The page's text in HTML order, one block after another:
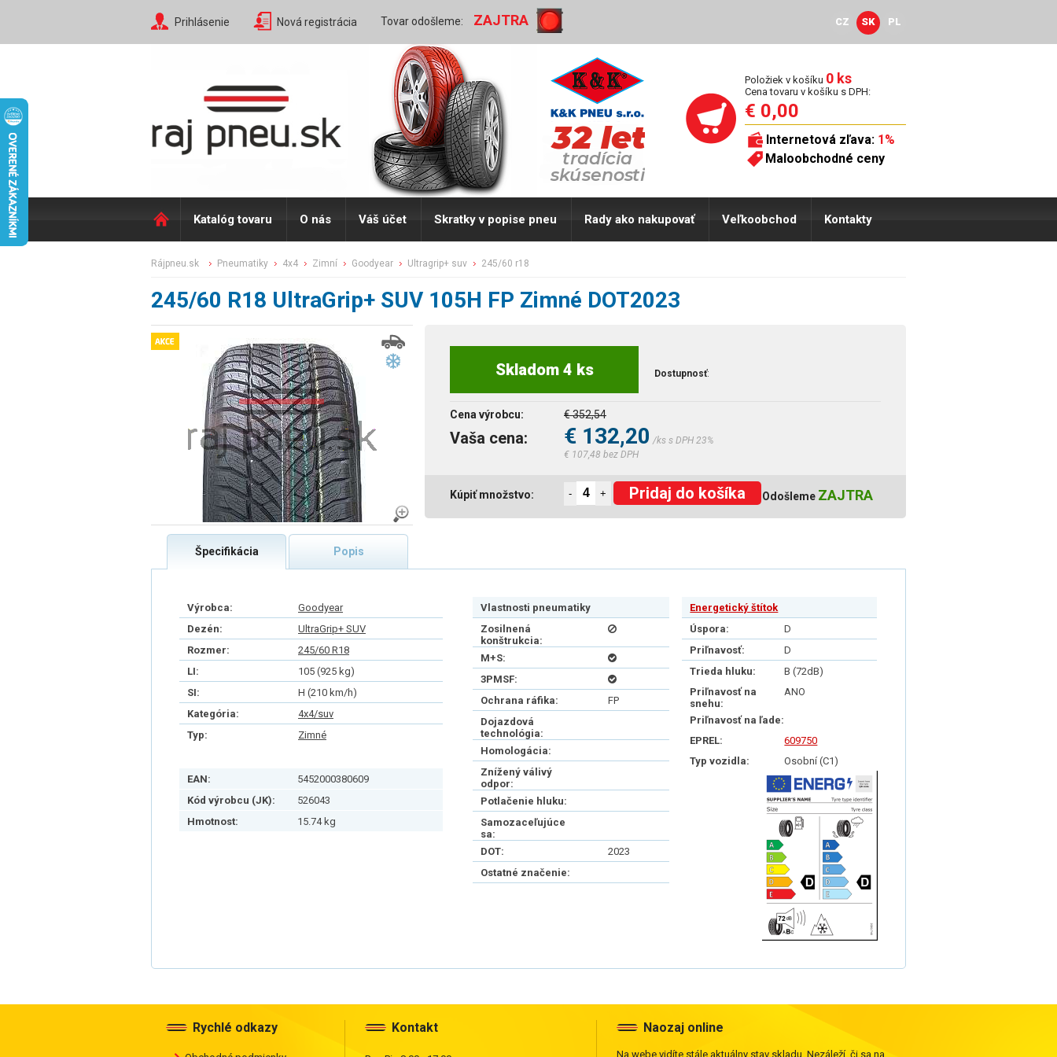
Prihlásenie Nová registrácia Tovar odošleme: ZAJTRA CZ SK PL
Položiek v košíku 0 ks
Cena tovaru v košíku s DPH:
€ 0,00
Internetová zľava: 1%
Maloobchodné ceny
Katalóg tovaru O nás Váš účet Skratky v popise pneu Rady ako nakupovať Veľkoobchod Kontakty
rájpneu.sk pneumatiky 4x4 zimní goodyear ultragrip+ suv 245/60 r18
245/60 R18 UltraGrip+ SUV 105H FP Zimné DOT2023
Skladom 4 ks Dostupnosť:
Cena výrobcu: € 352,54
Vaša cena: € 132,20 /ks s DPH 23%
€ 107,48 bez DPH
Kúpiť množstvo: Odošleme ZAJTRA
- + Pridaj do košíka
Špecifikácia Popis
Výrobca:
Goodyear
Dezén:
UltraGrip+ SUV
Rozmer:
245/60 R18
LI:
105 (925 kg)
SI:
H (210 km/h)
Kategória:
4x4/suv
Typ:
Zimné
EAN:
5452000380609
Kód výrobcu (JK):
526043
Hmotnost:
15.74 kg
Vlastnosti pneumatiky
Zosilnená
konštrukcia:
M+S:
3PMSF:
Ochrana ráfika:
FP
Dojazdová
technológia:
Homologácia:
Znížený válivý
odpor:
Potlačenie hluku:
Samozaceľujúce
sa:
DOT:
2023
Ostatné značenie:
Energetický štítok
Úspora:
D
Priľnavosť:
D
Trieda hluku:
B (72dB)
Priľnavosť na
snehu:
ANO
Priľnavosť na ľade:
EPREL:
609750
Typ vozidla:
Osobní (C1)
Rychlé odkazy Kontakt Naozaj online
Na webe vidíte stále aktuálny stav skladu. Nezáleží, či sa na